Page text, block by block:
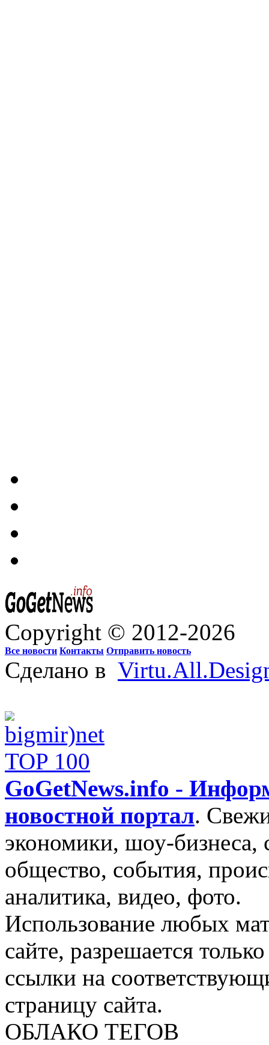
Copyright © 2012-2026
Все новости Контакты Отправить новость
Сделано в
GoGetNews.info -
новостной портал.
экономики, шоу-бизнеса,
общество, события,
аналитика, видео, фото.
Использование любых
сайте, разрешается
ссылки на
страницу сайта.
ОБЛАКО ТЕГОВ